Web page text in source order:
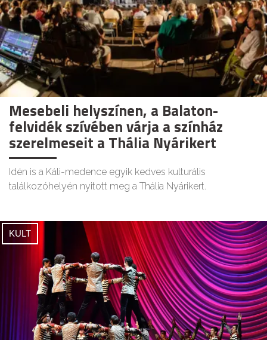
Mesebeli helyszínen, a Balaton-
felvidék szívében várja a színház
szerelmeseit a Thália Nyárikert
Idén is a Káli-medence egyik kedves kulturális
találkozóhelyén nyitott meg a Thália Nyárikert.
KULT